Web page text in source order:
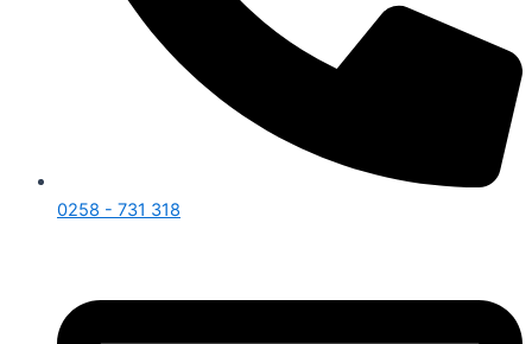
0258 - 731 318